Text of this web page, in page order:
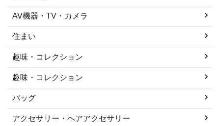
AV機器・TV・カメラ
住まい
趣味・コレクション
趣味・コレクション
バッグ
アクセサリー・ヘアアクセサリー